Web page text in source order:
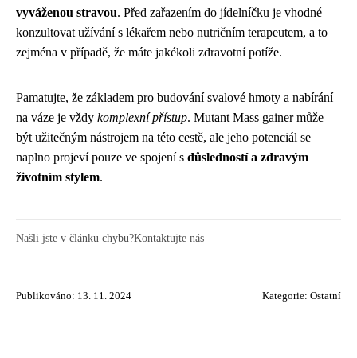
vyváženou stravou. Před zařazením do jídelníčku je vhodné
konzultovat užívání s lékařem nebo nutričním terapeutem, a to
zejména v případě, že máte jakékoli zdravotní potíže.
Pamatujte, že základem pro budování svalové hmoty a nabírání
na váze je vždy komplexní přístup. Mutant Mass gainer může
být užitečným nástrojem na této cestě, ale jeho potenciál se
naplno projeví pouze ve spojení s důsledností a zdravým
životním stylem.
Našli jste v článku chybu?Kontaktujte nás
Publikováno: 13. 11. 2024 Kategorie: Ostatní